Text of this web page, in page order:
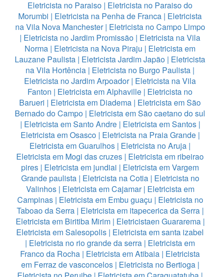
Eletricista no Paraiso | Eletricista no Paraiso do
Morumbi | Eletricista na Penha de Franca | Eletricista
na Vila Nova Manchester| Eletricista no Campo Limpo
| Eletricista no Jardim Promissão | Eletricista na Vila
Norma | Eletricista na Nova Piraju | Eletricista em
Lauzane Paulista | Eletricista Jardim Japão | Eletricista
na Vila Hortência | Eletricista no Burgo Paulista |
Eletricista no Jardim Arpoador| Eletricista na Vila
Fanton | Eletricista em Alphaville | Eletricista no
Barueri | Eletricista em Diadema | Eletricista em São
Bernado do Campo | Eletricista em São caetano do sul
| Eletricista em Santo Andre| Eletricista em Santos|
Eletricista em Osasco| Eletricista na Praia Grande|
Eletricista em Guarulhos | Eletricista no Aruja |
Eletricista em Mogi das cruzes | Eletricista em ribeirao
pires | Eletricista em jundiai | Eletricista em Vargem
Grande paulista| Eletricista na Cotia| Eletricista no
Valinhos| Eletricista em Cajamar| Eletricista em
Campinas| Eletricista em Embu guaçu | Eletricista no
Taboao da Serra| Eletricista em itapecerica da Serra|
Eletricista em Biritiba Mirim| Eletricistaen Guararema|
Eletricista em Salesopolis | Eletricista em santa izabel
| Eletricista no rio grande da serra | Eletricista em
Franco da Rocha | Eletricista em Atibaia | Eletricista
em Ferraz de vasconcelos| Eletricista no Bertioga|